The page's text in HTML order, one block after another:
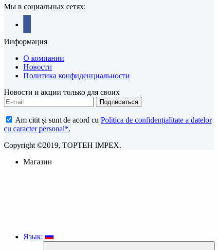
Мы в социальных сетях:
Информация
О компании
Новости
Политика конфиденциальности
Новости и акции только для своих
Am citit și sunt de acord cu Politica de confidențialitate a datelor
cu caracter personal*.
Copyright ©2019, TOPTEH IMPEX.
Магазин
Язык: